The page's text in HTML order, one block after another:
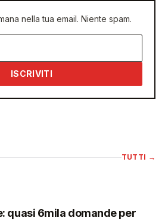
nella tua email. Niente spam.
ISCRIVITI
TUTTI →
quasi 6mila domande per